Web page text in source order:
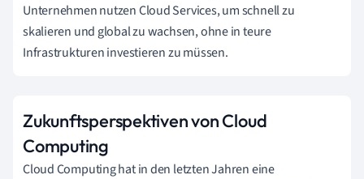
Unternehmen nutzen Cloud Services, um schnell zu
skalieren und global zu wachsen, ohne in teure
Infrastrukturen investieren zu müssen.
Zukunftsperspektiven von Cloud
Computing
Cloud Computing hat in den letzten Jahren eine